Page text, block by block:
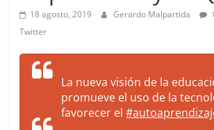
18 agosto, 2019 Gerardo Malpartida
Twitter
La nueva visión de la
promueve el uso de la
favorecer el